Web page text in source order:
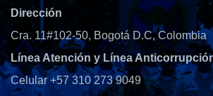
Dirección
Cra. 11#102-50, Bogotá D.C, Colombia
Línea Atención y Línea
Celular +57 310 273 9049